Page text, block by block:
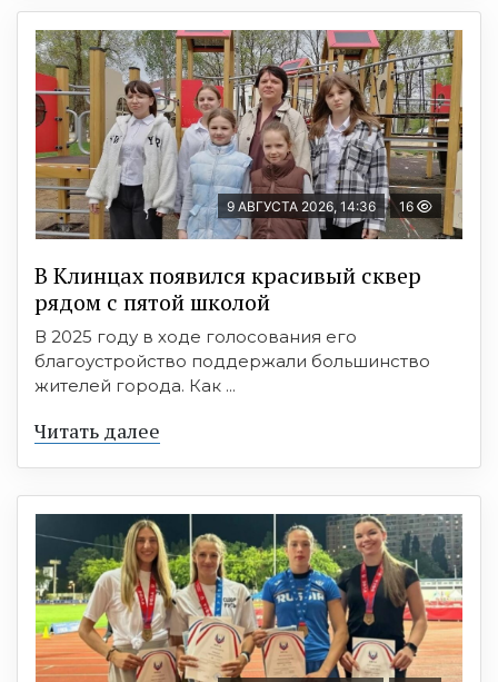
9 АВГУСТА 2026, 14:36 16
В Клинцах появился красивый сквер
рядом с пятой школой
В 2025 году в ходе голосования его
благоустройство поддержали большинство
жителей города. Как ...
Читать далее